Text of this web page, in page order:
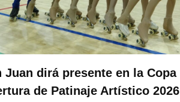
Juan dirá presente en la Copa
de Patinaje Artístico 2026